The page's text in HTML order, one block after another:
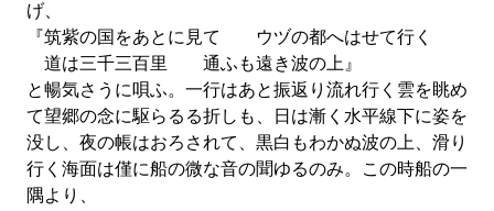
げ、
『筑紫の国をあとに見て ウヅの都へはせて行く
道は三千三百里 通ふも遠き波の上』
と暢気さうに唄ふ。一行はあと振返り流れ行く雲を眺め
て望郷の念に駆らるる折しも、日は漸く水平線下に姿を
没し、夜の帳はおろされて、黒白もわかぬ波の上、滑り
行く海面は僅に船の微な音の聞ゆるのみ。この時船の一
隅より、